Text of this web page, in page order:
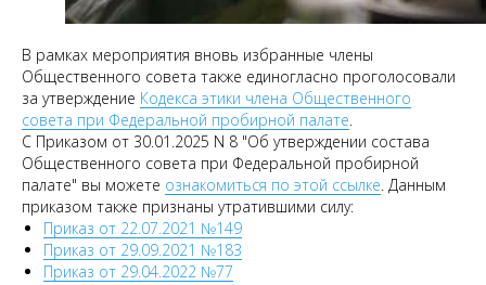
В рамках мероприятия вновь избранные члены
Общественного совета также единогласно проголосовали
за утверждение Кодекса этики члена Общественного
совета при Федеральной пробирной палате.
С Приказом от 30.01.2025 N 8 "Об утверждении состава
Общественного совета при Федеральной пробирной
палате" вы можете ознакомиться по этой ссылке. Данным
приказом также признаны утратившими силу:
Приказ от 22.07.2021 №149
Приказ от 29.09.2021 №183
Приказ от 29.04.2022 №77